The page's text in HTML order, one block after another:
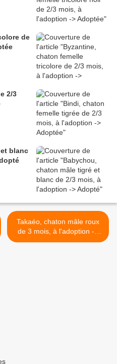
de
2/3
blanc
Takaéo, chaton mâle roux
de 3 mois, à l'adoption ->
adopté >